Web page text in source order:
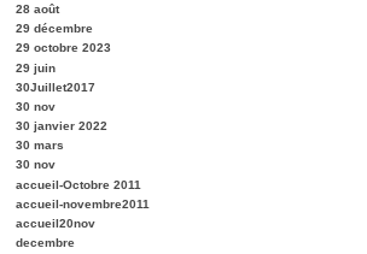
28 août
29 décembre
29 octobre 2023
29 juin
30Juillet2017
30 nov
30 janvier 2022
30 mars
30 nov
accueil-Octobre 2011
accueil-novembre2011
accueil20nov
decembre